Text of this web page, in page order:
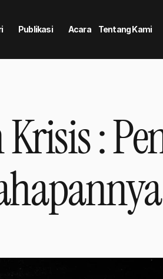
Publikasi Acara Tentang Kami
: